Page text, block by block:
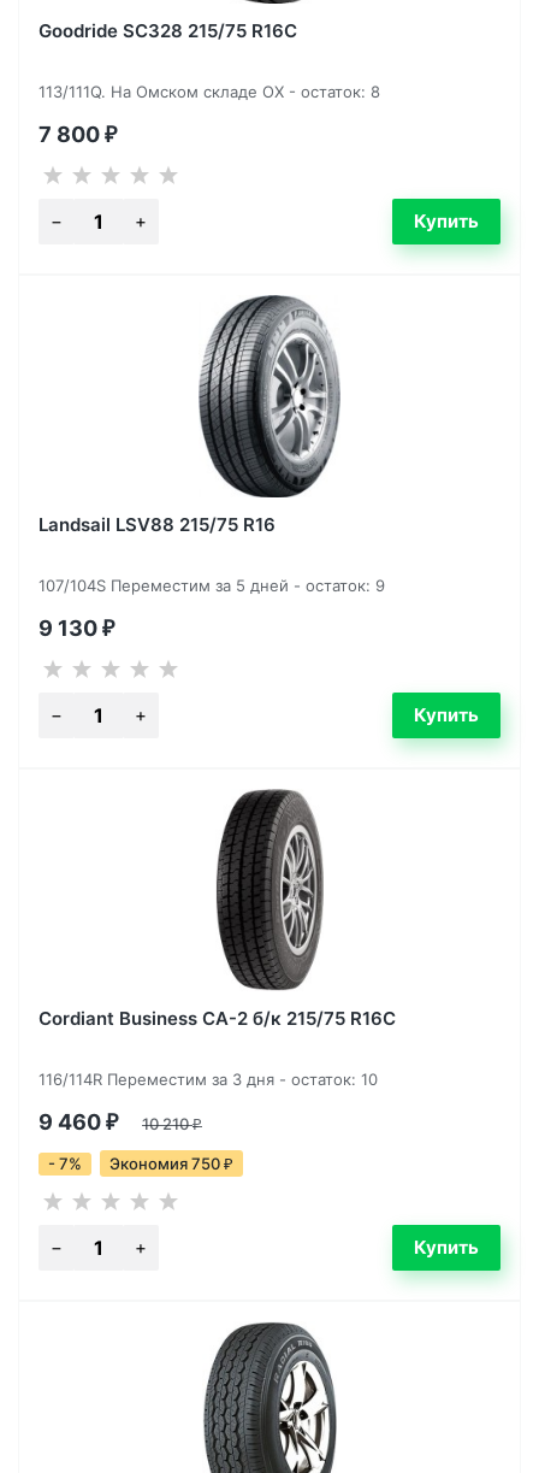
Goodride SC328 215/75 R16C
113/111Q. На Омском складе ОХ - остаток: 8
7 800 ₽
Landsail LSV88 215/75 R16
107/104S Переместим за 5 дней - остаток: 9
9 130 ₽
Cordiant Business CA-2 б/к 215/75 R16C
116/114R Переместим за 3 дня - остаток: 10
9 460 ₽ 10 210₽
- 7% Экономия 750 ₽